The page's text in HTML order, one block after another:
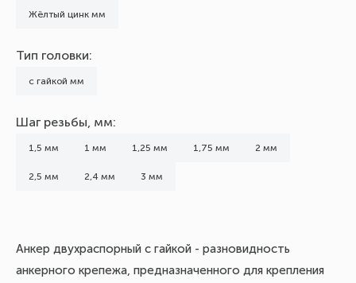
Жёлтый цинк мм
Тип головки:
с гайкой мм
Шаг резьбы, мм:
1,5 мм 1 мм 1,25 мм 1,75 мм 2 мм
2,5 мм 2,4 мм 3 мм
Анкер двухраспорный с гайкой - разновидность
анкерного крепежа, предназначенного для крепления